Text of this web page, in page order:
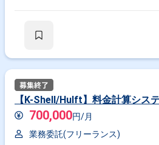
【K-Shell/Hulft】料金計算シス
700,000円/月
業務委託(フリーランス)